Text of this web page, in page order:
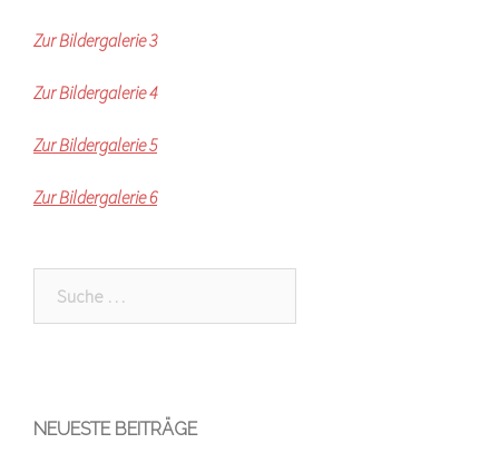
Zur Bildergalerie 3
Zur Bildergalerie 4
Zur Bildergalerie 5
Zur Bildergalerie 6
NEUESTE BEITRÄGE